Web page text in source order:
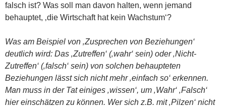
falsch ist? Was soll man davon halten, wenn jemand
behauptet, ‚die Wirtschaft hat kein Wachstum‘?
Was am Beispiel von ‚Zusprechen von Beziehungen‘
deutlich wird: Das ‚Zutreffen‘ (‚wahr‘ sein) oder ‚Nicht-
Zutreffen‘ (‚falsch‘ sein) von solchen behaupteten
Beziehungen lässt sich nicht mehr ‚einfach so‘ erkennen.
Man muss in der Tat einiges ‚wissen‘, um ‚Wahr‘ ‚Falsch‘
hier einschätzen zu können. Wer sich z.B. mit ‚Pilzen‘ nicht